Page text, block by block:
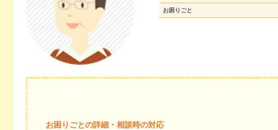
お困りごと
お困りごとの詳細・相談時の対応